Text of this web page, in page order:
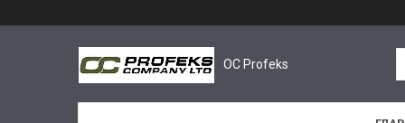
OC Profeks